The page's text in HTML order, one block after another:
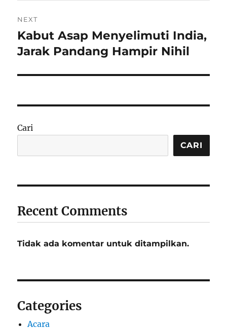
NEXT
Next
post:
Kabut Asap Menyelimuti India,
Jarak Pandang Hampir Nihil
Cari
CARI
Recent Comments
Tidak ada komentar untuk ditampilkan.
Categories
Acara